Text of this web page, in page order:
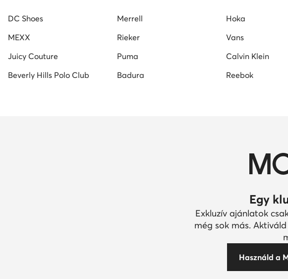
DC Shoes Merrell Hoka
MEXX
Rieker Vans
Juicy Couture
Puma Calvin Klein
Beverly Hills Polo Club
Badura Reebok
Egy
Exkluzív ajánlatok
még sok más.
Használd a